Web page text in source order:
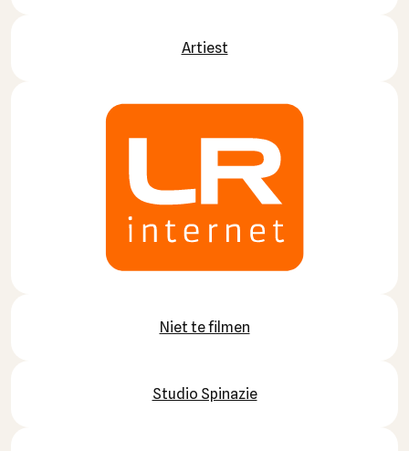
Artiest
Niet te filmen
Studio Spinazie